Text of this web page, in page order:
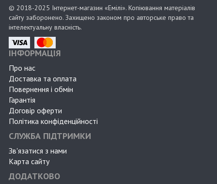
© 2018-2025 Інтернет-магазин «Емілі». Копіювання матеріалів
сайту заборонено. Захищено законом про авторське право та
інтелектуальну власність.
ІНФОРМАЦІЯ
Про нас
Доставка та оплата
Повернення і обмін
Гарантія
Договір оферти
Політика конфіденційності
СЛУЖБА ПІДТРИМКИ
Зв'язатися з нами
Карта сайту
ДОДАТКОВО